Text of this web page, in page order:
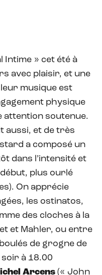
Intime » cet été à
avec plaisir, et une
musique est
physique
attention soutenue.
aussi, et de très
a composé un
dans l’intensité et
plus ourlé
On apprécie
les ostinatos,
des cloches à la
et Mahler, ou entre
de grogne de
à 18.00
Arcens (« John